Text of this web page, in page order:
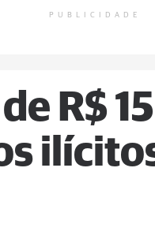
PUBLICIDADE
R$ 15